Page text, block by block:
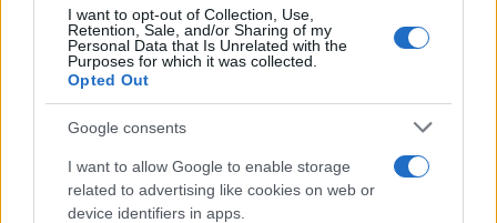
I want to opt-out of Collection, Use,
Retention, Sale, and/or Sharing of my
Personal Data that Is Unrelated with the
Purposes for which it was collected.
Opted Out
Google consents
I want to allow Google to enable storage
related to advertising like cookies on web or
device identifiers in apps.
Super Street Fighter IV: más información
sobre Juri, la nueva guerrera